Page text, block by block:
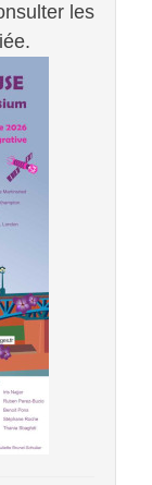
les